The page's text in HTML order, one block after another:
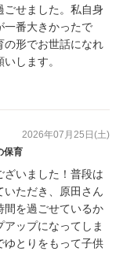
ごせました。私自身
一番大きかったで
の形でお世話になれ
します。
2026年07月25日(土)
保育
いました！普段は
ただき、原田さん
間を過ごせているか
ップになってしま
ゆとりをもって子供